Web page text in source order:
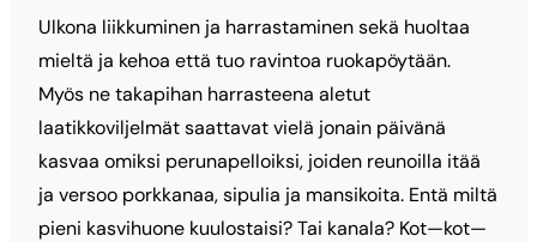
Ulkona liikkuminen ja harrastaminen sekä huoltaa
mieltä ja kehoa että tuo ravintoa ruokapöytään.
Myös ne takapihan harrasteena aletut
laatikkoviljelmät saattavat vielä jonain päivänä
kasvaa omiksi perunapelloiksi, joiden reunoilla itää
ja versoo porkkanaa, sipulia ja mansikoita. Entä miltä
pieni kasvihuone kuulostaisi? Tai kanala? Kot—kot—